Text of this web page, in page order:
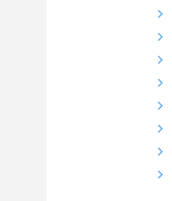
keyboard_arrow_right
keyboard_arrow_right
keyboard_arrow_right
keyboard_arrow_right
keyboard_arrow_right
keyboard_arrow_right
keyboard_arrow_right
keyboard_arrow_right